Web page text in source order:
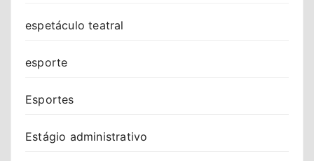
espetáculo teatral
esporte
Esportes
Estágio administrativo